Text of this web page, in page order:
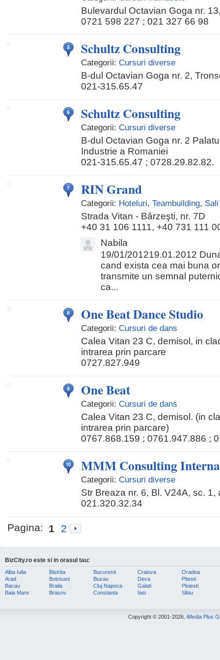
Bulevardul Octavian Goga nr.
0721 598 227 ; 021 327 66 98
Schultz Consulting
Categorii: Cursuri diverse
B-dul Octavian Goga nr. 2,
021-315.65.47
Schultz Consulting
Categorii: Cursuri diverse
B-dul Octavian Goga nr. 2
Industrie a Romaniei
021-315.65.47 ; 0728.29.82.82.
RIN Grand
Categorii: Hoteluri, Teambuilding,
Strada Vitan - Bârzeşti, nr. 7D
+40 31 106 1111, +40 731 111
Nabila
19/01/201219.01.2012
cand exista cea mai buna
transmite un semnal
ca...
One Beat Dance Studio
Categorii: Cursuri de dans
Calea Vitan 23 C, demisol, in
intrarea prin parcare
0727.827.949
One Beat
Categorii: Cursuri de dans
Calea Vitan 23 C, demisol. (in
intrarea prin parcare)
0767.868.159 ; 0761.947.886 ;
MMM Consulting
Categorii: Cursuri diverse
Str Breaza nr. 6, Bl. V24A, sc. 1,
021.320.32.34
Pagina: 1 2
BizCity.ro este si in orasul tau:
Alba Iulia
Arad
Bacau
Baia Mare
Bistrita
Botosani
Braila
Brasov
Bucuresti
Buzau
Cluj Napoca
Constanta
Craiova
Deva
Galati
Iasi
Oradea
Pitesti
Ploiesti
Sibiu
Copyright © 2001-2026, iMedia Plus